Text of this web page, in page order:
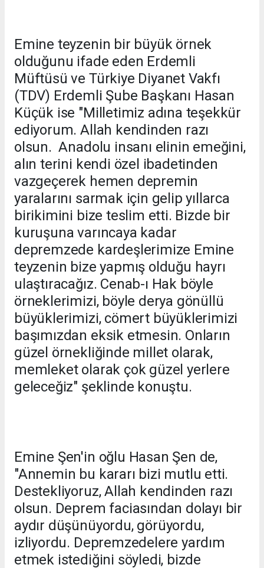
Emine teyzenin bir büyük örnek
olduğunu ifade eden Erdemli
Müftüsü ve Türkiye Diyanet Vakfı
(TDV) Erdemli Şube Başkanı Hasan
Küçük ise "Milletimiz adına teşekkür
ediyorum. Allah kendinden razı
olsun. Anadolu insanı elinin emeğini,
alın terini kendi özel ibadetinden
vazgeçerek hemen depremin
yaralarını sarmak için gelip yıllarca
birikimini bize teslim etti. Bizde bir
kuruşuna varıncaya kadar
depremzede kardeşlerimize Emine
teyzenin bize yapmış olduğu hayrı
ulaştıracağız. Cenab-ı Hak böyle
örneklerimizi, böyle derya gönüllü
büyüklerimizi, cömert büyüklerimizi
başımızdan eksik etmesin. Onların
güzel örnekliğinde millet olarak,
memleket olarak çok güzel yerlere
geleceğiz" şeklinde konuştu.
Emine Şen'in oğlu Hasan Şen de,
"Annemin bu kararı bizi mutlu etti.
Destekliyoruz, Allah kendinden razı
olsun. Deprem faciasından dolayı bir
aydır düşünüyordu, görüyordu,
izliyordu. Depremzedelere yardım
etmek istediğini söyledi, bizde